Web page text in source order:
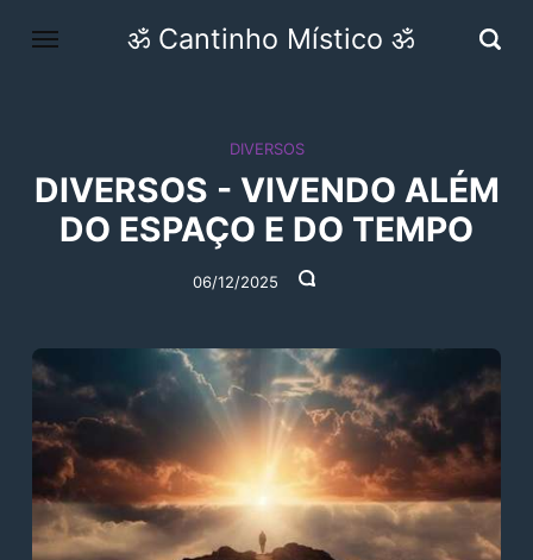
ॐ Cantinho Místico ॐ
DIVERSOS
DIVERSOS - VIVENDO ALÉM
DO ESPAÇO E DO TEMPO
06/12/2025